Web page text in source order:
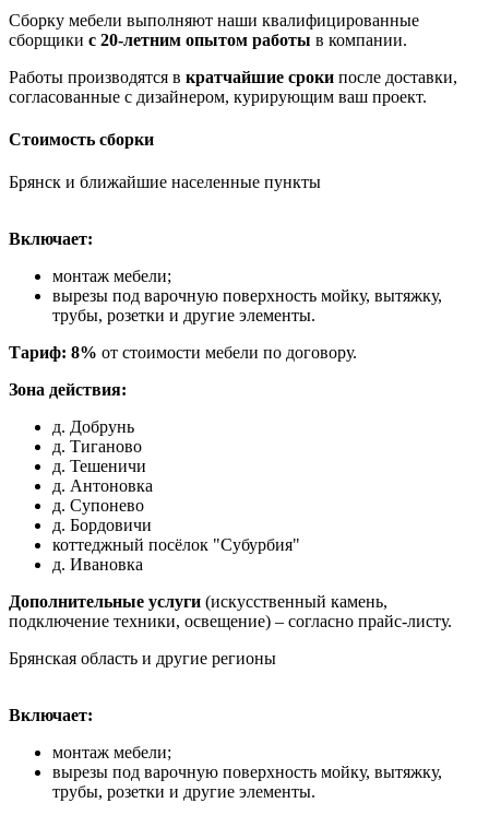
Сборку мебели выполняют наши квалифицированные
сборщики с 20-летним опытом работы в компании.
Работы производятся в кратчайшие сроки после доставки,
согласованные с дизайнером, курирующим ваш проект.
Стоимость сборки
Брянск и ближайшие населенные пункты
Включает:
монтаж мебели;
вырезы под варочную поверхность мойку, вытяжку,
трубы, розетки и другие элементы.
Тариф: 8% от стоимости мебели по договору.
Зона действия:
д. Добрунь
д. Тиганово
д. Тешеничи
д. Антоновка
д. Супонево
д. Бордовичи
коттеджный посёлок "Субурбия"
д. Ивановка
Дополнительные услуги (искусственный камень,
подключение техники, освещение) – согласно прайс-листу.
Брянская область и другие регионы
Включает:
монтаж мебели;
вырезы под варочную поверхность мойку, вытяжку,
трубы, розетки и другие элементы.